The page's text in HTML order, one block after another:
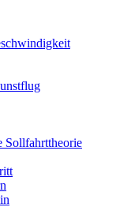
Sollfahrttheorie